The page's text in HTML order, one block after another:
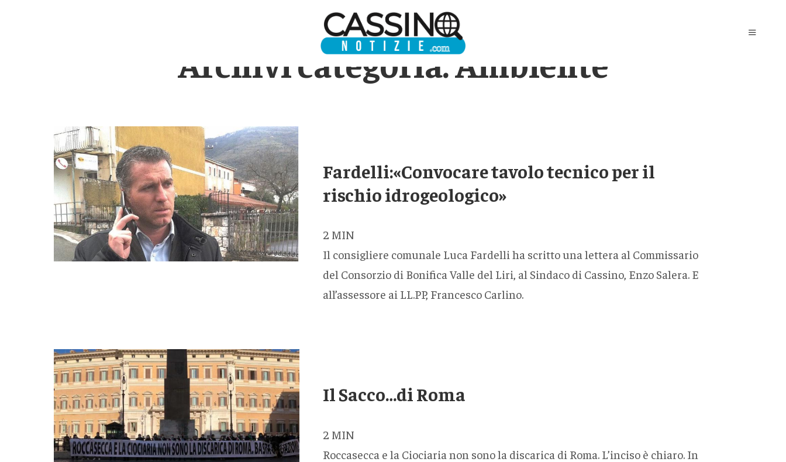
Archivi categoria:Ambiente
Fardelli:«Convocare tavolo tecnico per il
rischio idrogeologico»
2 MIN
Il consigliere comunale Luca Fardelli ha scritto una lettera al Commissario
del Consorzio di Bonifica Valle del Liri, al Sindaco di Cassino, Enzo Salera. E
all’assessore ai LL.PP, Francesco Carlino.
Il Sacco…di Roma
2 MIN
Roccasecca e la Ciociaria non sono la discarica di Roma. L’inciso è chiaro. In